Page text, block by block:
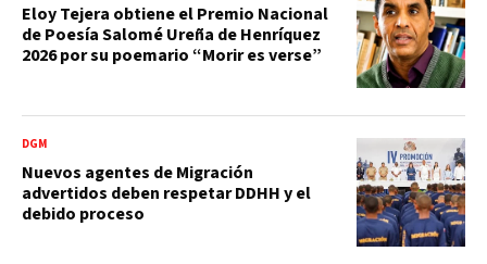
Eloy Tejera obtiene el Premio Nacional
de Poesía Salomé Ureña de Henríquez
2026 por su poemario “Morir es verse”
DGM
Nuevos agentes de Migración
advertidos deben respetar DDHH y el
debido proceso